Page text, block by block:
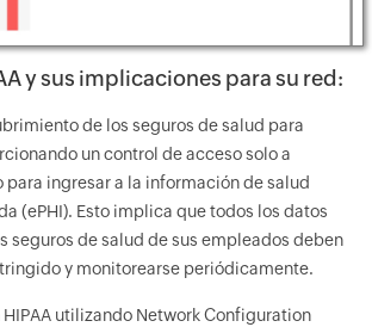
y sus implicaciones para su red:
de los seguros de salud para
un control de acceso solo a
para ingresar a la información de salud
(ePHI). Esto implica que todos los datos
seguros de salud de sus empleados deben
y monitorearse periódicamente.
utilizando Network Configuration